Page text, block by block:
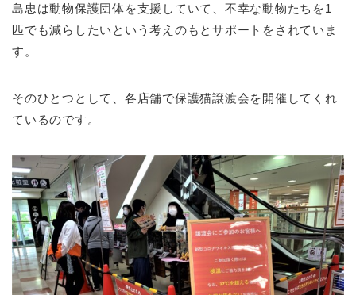
島忠は動物保護団体を支援していて、不幸な動物たちを1
匹でも減らしたいという考えのもとサポートをされていま
す。
そのひとつとして、各店舗で保護猫譲渡会を開催してくれ
ているのです。